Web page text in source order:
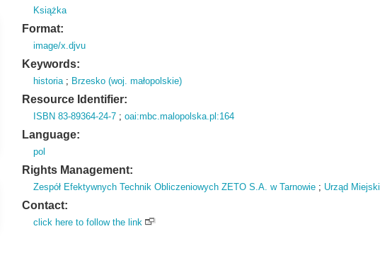
Książka
Format:
image/x.djvu
Keywords:
historia; Brzesko (woj. małopolskie)
Resource Identifier:
ISBN 83-89364-24-7 ;oai:mbc.malopolska.pl:164
Language:
pol
Rights Management:
Zespół Efektywnych Technik Obliczeniowych ZETO S.A. w Tarnowie ; Urząd
Contact:
click here to follow the link